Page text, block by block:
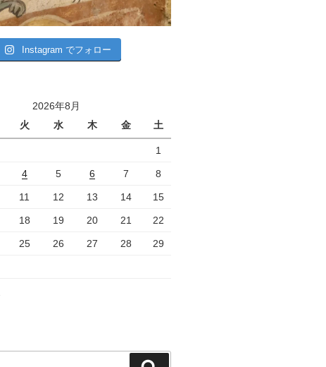
Instagram でフォロー
2026年8月
火 水 木 金 土
1
4 5 6 7 8
11 12 13 14 15
18 19 20 21 22
25 26 27 28 29